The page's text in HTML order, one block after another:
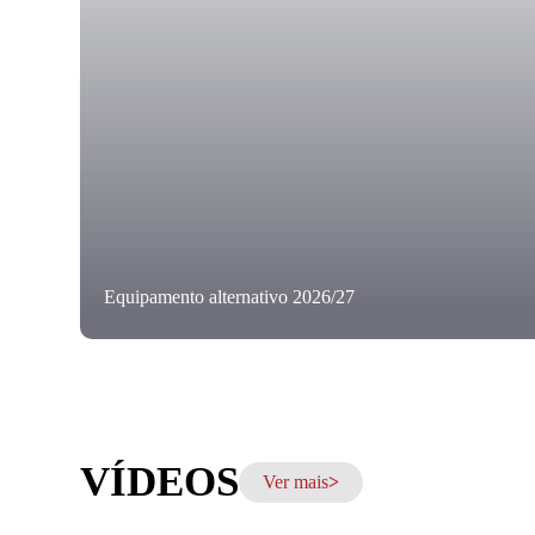
Equipamento alternativo 2026/27
VÍDEOS Ver mais